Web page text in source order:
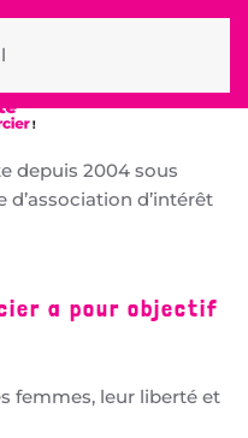
depuis 2004 sous
d’intérêt
a pour objectif
femmes, leur liberté et